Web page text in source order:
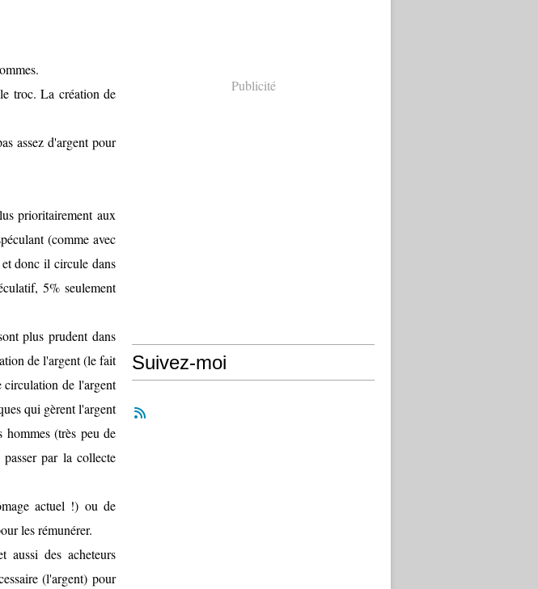
troc. La création de
assez d'argent pour
prioritairement aux
(comme avec
et donc il circule dans
5% seulement
plus prudent dans
de l'argent (le fait
circulation de l'argent
qui gèrent l'argent
(très peu de
par la collecte
actuel !) ou de
les rémunérer.
aussi des acheteurs
(l'argent) pour
Publicité
Suivez-moi